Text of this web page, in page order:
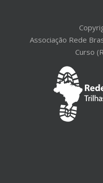
Associação Rede
Curso